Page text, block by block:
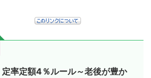
定率定額4％ルール～老後が豊か